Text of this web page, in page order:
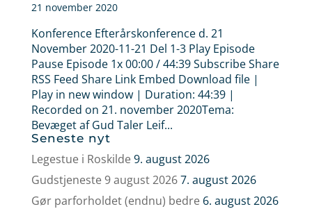
21 november 2020
Konference Efterårskonference d. 21
November 2020-11-21 Del 1-3 Play Episode
Pause Episode 1x 00:00 / 44:39 Subscribe Share
RSS Feed Share Link Embed Download file |
Play in new window | Duration: 44:39 |
Recorded on 21. november 2020Tema:
Bevæget af Gud Taler Leif...
Seneste nyt
Legestue i Roskilde9. august 2026
Gudstjeneste 9 august 20267. august 2026
Gør parforholdet (endnu) bedre 6. august 2026